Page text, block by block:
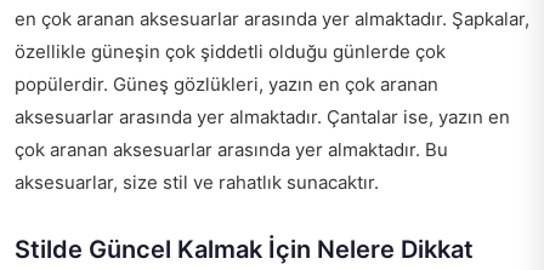
en çok aranan aksesuarlar arasında yer almaktadır. Şapkalar,
özellikle güneşin çok şiddetli olduğu günlerde çok
popülerdir. Güneş gözlükleri, yazın en çok aranan
aksesuarlar arasında yer almaktadır. Çantalar ise, yazın en
çok aranan aksesuarlar arasında yer almaktadır. Bu
aksesuarlar, size stil ve rahatlık sunacaktır.
Stilde Güncel Kalmak İçin Nelere Dikkat